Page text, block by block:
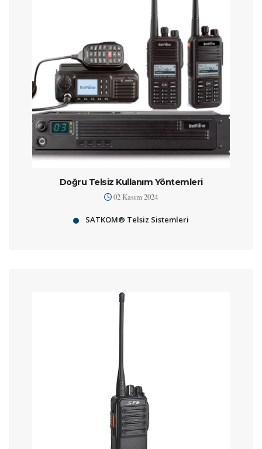
Doğru Telsiz Kullanım Yöntemleri
02 Kasım 2024
SATKOM® Telsiz Sistemleri